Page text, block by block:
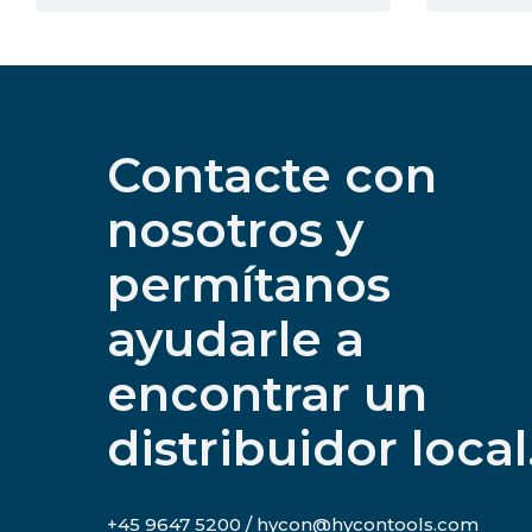
Contacte con
nosotros y
permítanos
ayudarle a
encontrar un
distribuidor
+45 9647 5200 / hycon@hycontools.com